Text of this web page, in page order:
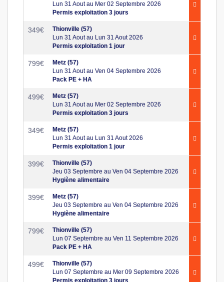
Lun 31 Aout au Mer 02 Septembre 2026
Permis exploitation 3 jours
349€
Thionville (57)
Lun 31 Aout au Lun 31 Aout 2026
Permis exploitation 1 jour
799€
Metz (57)
Lun 31 Aout au Ven 04 Septembre 2026
Pack PE + HA
499€
Metz (57)
Lun 31 Aout au Mer 02 Septembre 2026
Permis exploitation 3 jours
349€
Metz (57)
Lun 31 Aout au Lun 31 Aout 2026
Permis exploitation 1 jour
399€
Thionville (57)
Jeu 03 Septembre au Ven 04 Septembre 2026
Hygiène alimentaire
399€
Metz (57)
Jeu 03 Septembre au Ven 04 Septembre 2026
Hygiène alimentaire
799€
Thionville (57)
Lun 07 Septembre au Ven 11 Septembre 2026
Pack PE + HA
499€
Thionville (57)
Lun 07 Septembre au Mer 09 Septembre 2026
Permis exploitation 3 jours